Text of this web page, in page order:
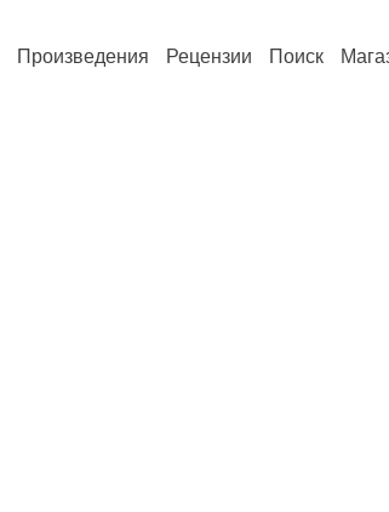
Произведения Рецензии Поиск